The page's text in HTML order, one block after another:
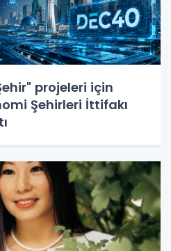
projeleri için
Şehirleri İttifakı